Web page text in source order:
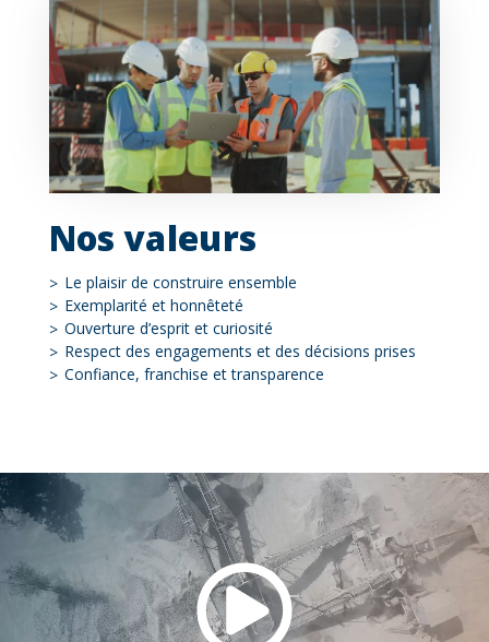
Nos valeurs
Contenu
Le plaisir de construire ensemble
Exemplarité et honnêteté
Ouverture d’esprit et curiosité
Respect des engagements et des décisions prises
Confiance, franchise et transparence